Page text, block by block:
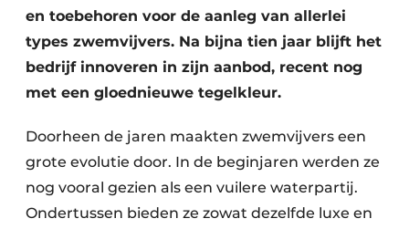
en toebehoren voor de aanleg van allerlei
types zwemvijvers. Na bijna tien jaar blijft het
bedrijf innoveren in zijn aanbod, recent nog
met een gloednieuwe tegelkleur.
Doorheen de jaren maakten zwemvijvers een
grote evolutie door. In de beginjaren werden ze
nog vooral gezien als een vuilere waterpartij.
Ondertussen bieden ze zowat dezelfde luxe en